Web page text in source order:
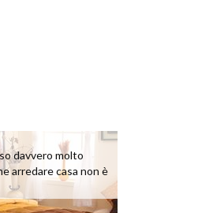
davvero molto
arredare casa non è